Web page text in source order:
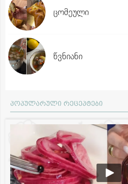
ცომეული
წვნიანი
პოპულარული რეცეპტები